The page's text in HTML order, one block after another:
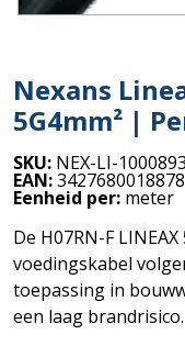
Nexans
5G4mm² |
SKU: NEX-LI-
EAN:3427680018878
Eenheid per: meter
De H07RN-F
voedingskabel
toepassing in
een laag brandrisico.